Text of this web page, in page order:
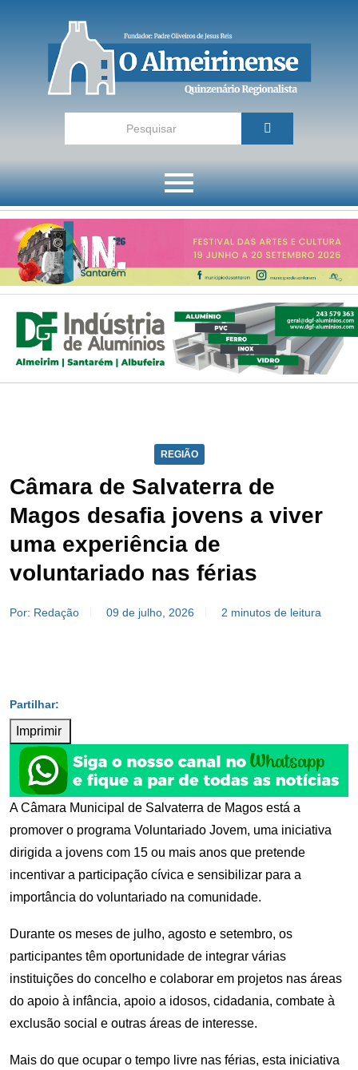
REGIÃO
Câmara de Salvaterra de
Magos desafia jovens a viver
uma experiência de
voluntariado nas férias
Por: Redação 09 de julho, 2026 2 minutos de leitura
Imprimir
A Câmara Municipal de Salvaterra de Magos está a
promover o programa Voluntariado Jovem, uma iniciativa
dirigida a jovens com 15 ou mais anos que pretende
incentivar a participação cívica e sensibilizar para a
importância do voluntariado na comunidade.
Durante os meses de julho, agosto e setembro, os
participantes têm oportunidade de integrar várias
instituições do concelho e colaborar em projetos nas áreas
do apoio à infância, apoio a idosos, cidadania, combate à
exclusão social e outras áreas de interesse.
Mais do que ocupar o tempo livre nas férias, esta iniciativa